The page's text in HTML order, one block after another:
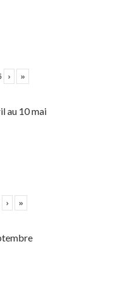
› »
au 10 mai
› »